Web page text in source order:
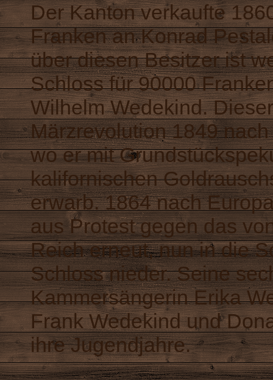
Der Kanton verkaufte
Franken an Konrad
über diesen Besitzer ist
Schloss für 90000
Wilhelm Wedekind.
Märzrevolution 1849
wo er mit
kalifornischen
erwarb. 1864 nach
aus Protest gegen das
Reich erneut, nun in die
Schloss nieder. Seine
Kammersängerin Erika
Frank Wedekind und
ihre Jugendjahre.